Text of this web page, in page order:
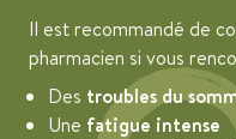
Il est recommandé de
pharmacien si vous
Des troubles du
Une fatigue intense